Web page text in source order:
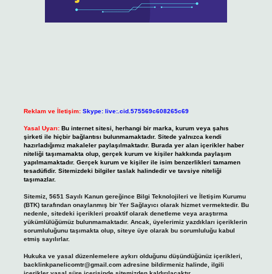
Reklam ve İletişim: Skype: live:.cid.575569c608265c69
Yasal Uyarı: Bu internet sitesi, herhangi bir marka, kurum veya şahıs
şirketi ile hiçbir bağlantısı bulunmamaktadır. Sitede yalnızca kendi
hazırladığımız makaleler paylaşılmaktadır. Burada yer alan içerikler haber
niteliği taşımamakta olup, gerçek kurum ve kişiler hakkında paylaşım
yapılmamaktadır. Gerçek kurum ve kişiler ile isim benzerlikleri tamamen
tesadüfidir. Sitemizdeki bilgiler taslak halindedir ve tavsiye niteliği
taşımazlar.
Sitemiz, 5651 Sayılı Kanun gereğince Bilgi Teknolojileri ve İletişim Kurumu
(BTK) tarafından onaylanmış bir Yer Sağlayıcı olarak hizmet vermektedir. Bu
nedenle, sitedeki içerikleri proaktif olarak denetleme veya araştırma
yükümlülüğümüz bulunmamaktadır. Ancak, üyelerimiz yazdıkları içeriklerin
sorumluluğunu taşımakta olup, siteye üye olarak bu sorumluluğu kabul
etmiş sayılırlar.
Hukuka ve yasal düzenlemelere aykırı olduğunu düşündüğünüz içerikleri,
backlinkpanelicomtr@gmail.comadresine bildirmeniz halinde, ilgili